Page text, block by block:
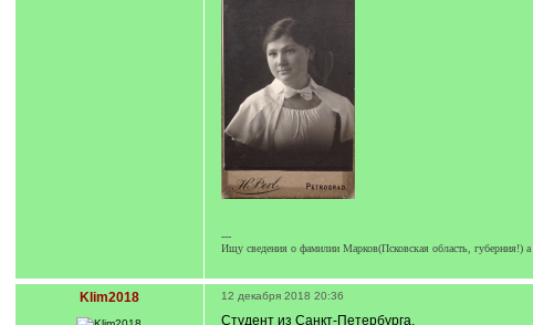
---
Ищу сведения о фамилии Марков(Псковская область, губерния!)
Klim2018 12 декабря 2018 20:36
Студент из Санкт-Петербурга.